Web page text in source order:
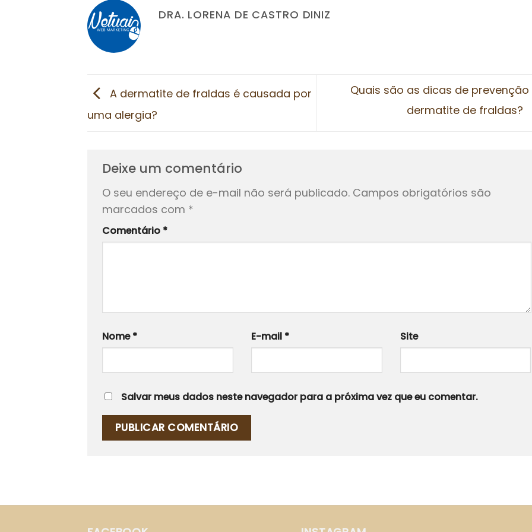
DRA. LORENA DE CASTRO DINIZ
A dermatite de fraldas é causada por
uma alergia?
Quais são as dicas de prevenção
dermatite de fraldas?
Deixe um comentário
O seu endereço de e-mail não será publicado. Campos obrigatórios são
marcados com *
Comentário *
Nome* E-mail * Site
Salvar meus dados neste navegador para a próxima vez que eu comentar.